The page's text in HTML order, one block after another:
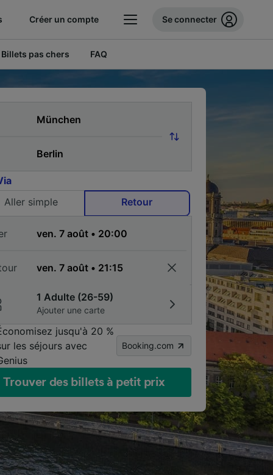
Créer un compte Se connecter
Billets pas chers FAQ
Aller simple
Retour
1 Adulte (26-59)
Ajouter une carte
jusqu'à 20 %
les séjours avec
Booking.com
Trouver des billets à petit prix